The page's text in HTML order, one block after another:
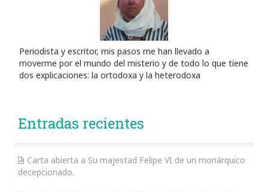
Periodista y escritor, mis pasos me han llevado a
moverme por el mundo del misterio y de todo lo que tiene
dos explicaciones: la ortodoxa y la heterodoxa
Entradas recientes
Carta abierta a Su majestad Felipe VI de un monárquico
decepcionado.